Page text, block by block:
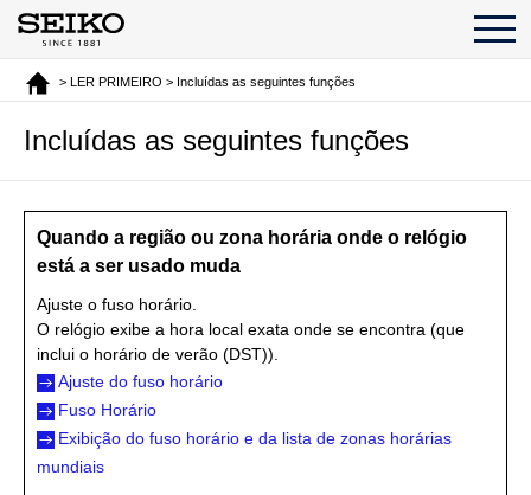
> LER PRIMEIRO > Incluídas as seguintes funções
Incluídas as seguintes funções
Quando a região ou zona horária onde o relógio
está a ser usado muda
Ajuste o fuso horário.
O relógio exibe a hora local exata onde se encontra (que
inclui o horário de verão (DST)).
Ajuste do fuso horário
Fuso Horário
Exibição do fuso horário e da lista de zonas horárias
mundiais